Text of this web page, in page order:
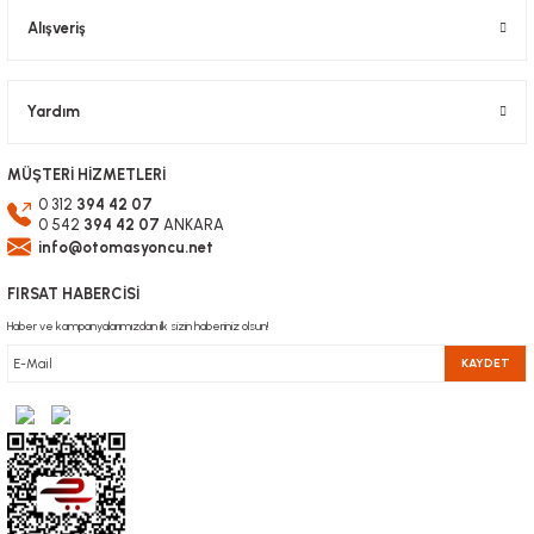
Alışveriş
Yardım
MÜŞTERİ HİZMETLERİ
0 312 394 42 07
0 542 394 42 07 ANKARA
info@otomasyoncu.net
FIRSAT HABERCİSİ
Haber ve kampanyalarımızdan ilk sizin haberiniz olsun!
KAYDET